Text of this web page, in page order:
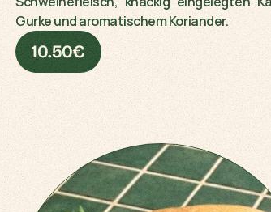
Gurke und aromatischem Koriander.
10.50€